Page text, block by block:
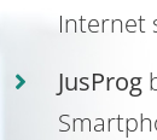
Internet
JusProg